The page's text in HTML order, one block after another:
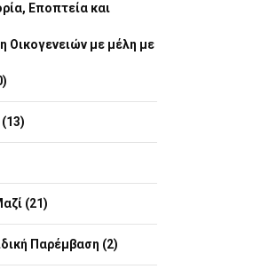
Εποπτεία και
Οικογενειών με μέλη με
(21)
Παρέμβαση (2)